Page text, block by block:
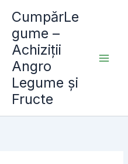
CumpărLe
gume –
Achiziții
Angro
Legume și
Fructe